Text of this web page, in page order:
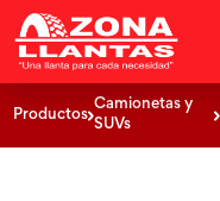
Productos
Camionetas y
SUVs